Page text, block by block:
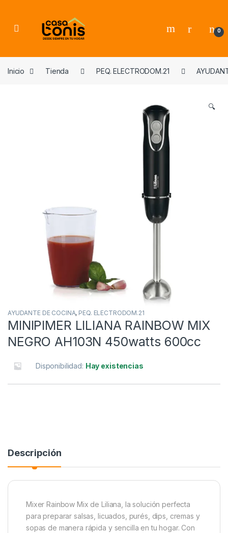
0
Inicio Tienda PEQ. ELECTRODOM.21
🔍
AYUDANTE DE COCINA, PEQ. ELECTRODOM.21
MINIPIMER LILIANA RAINBOW MIX
NEGRO AH103N 450watts 600cc
Disponibilidad: Hay existencias
Descripción
Mixer Rainbow Mix de Liliana, la solución perfecta
para preparar salsas, licuados, purés, dips, cremas y
sopas de manera rápida y sencilla en tu hogar. Con